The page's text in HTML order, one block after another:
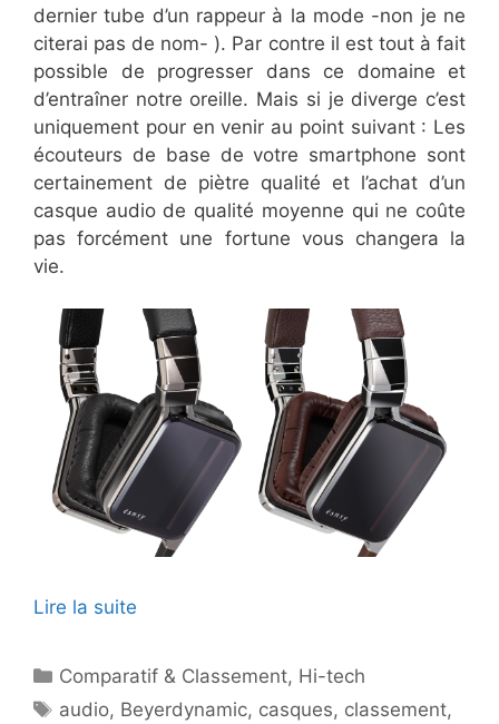
dernier tube d’un rappeur à la mode -non je ne
citerai pas de nom- ). Par contre il est tout à fait
possible de progresser dans ce domaine et
d’entraîner notre oreille. Mais si je diverge c’est
uniquement pour en venir au point suivant : Les
écouteurs de base de votre smartphone sont
certainement de piètre qualité et l’achat d’un
casque audio de qualité moyenne qui ne coûte
pas forcément une fortune vous changera la
vie.
Lire la suite
Catégories
Comparatif & Classement, Hi-tech
Étiquettes
audio, Beyerdynamic, casques, classement,